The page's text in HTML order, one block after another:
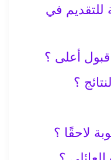
للتقديم في